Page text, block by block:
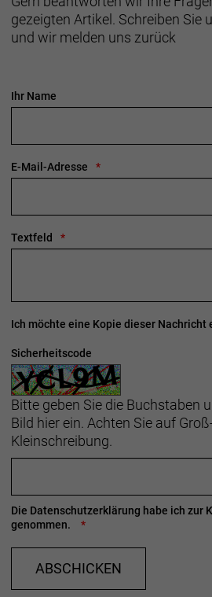
etablieren. Dieses und andere
recycelte Materialien und
- Materialtyp: Strick
- Fasergehalt: 77 % recyceltes
recyceltes Elastan
Wegastraße 8 C
Telefon: 00800 8735 8735
gezeigten Artikel. Schreiben Sie
und wir melden uns zurück
Ihr Name
E-Mail-Adresse
Textfeld
Ich möchte eine Kopie dieser Nachricht
Sicherheitscode
Bitte geben Sie die Buchstaben
Bild hier ein. Achten Sie auf
Kleinschreibung.
Die Datenschutzerklärung habe ich zur
genommen.
ABSCHICKEN